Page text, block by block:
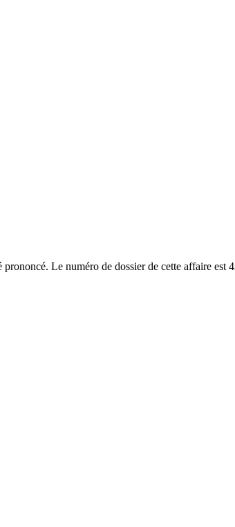
Le numéro de dossier de cette affaire est